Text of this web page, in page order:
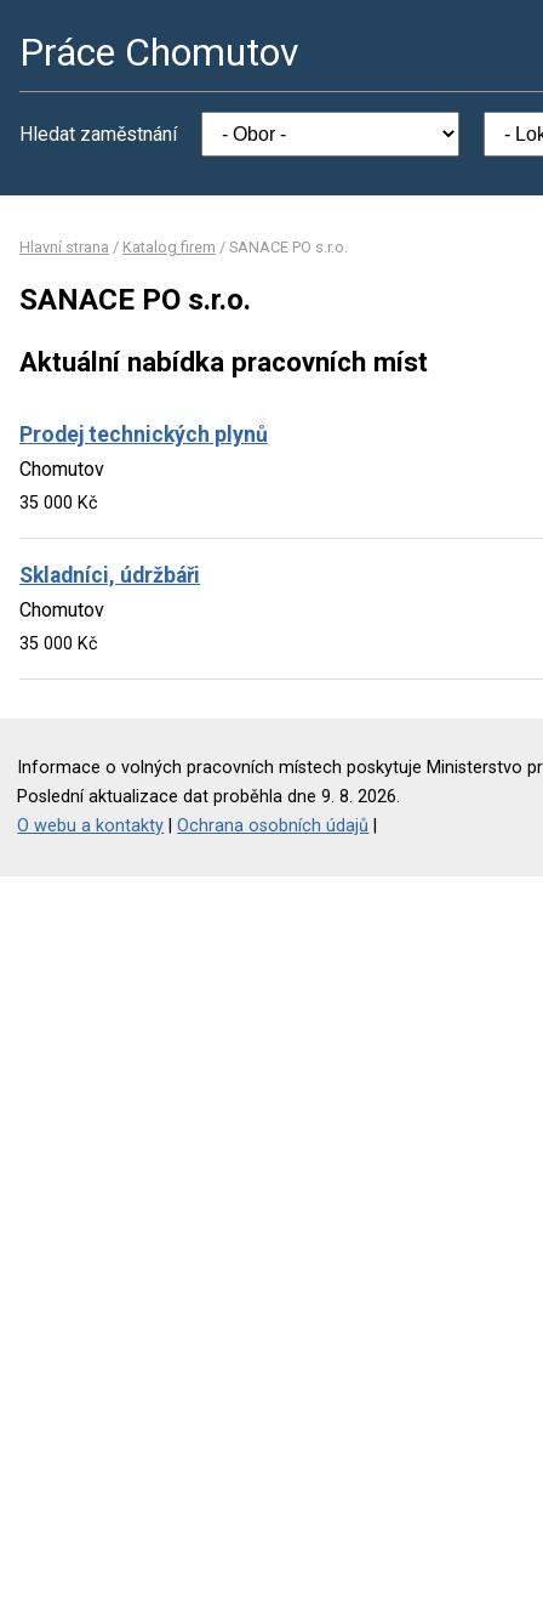
Práce Chomutov
Hledat zaměstnání
Hlavní strana / Katalog firem / SANACE PO s.r.o.
SANACE PO s.r.o.
Aktuální nabídka pracovních míst
Prodej technických plynů
Chomutov
35 000 Kč
Skladníci, údržbáři
Chomutov
35 000 Kč
Informace o volných pracovních místech poskytuje Ministerstvo
Poslední aktualizace dat proběhla dne 9. 8. 2026.
O webu a kontakty |Ochrana osobních údajů